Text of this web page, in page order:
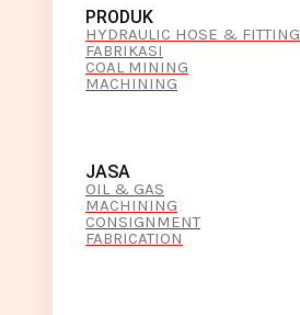
PRODUK
HYDRAULIC HOSE & FITTING
FABRIKASI
COAL MINING
MACHINING
JASA
OIL & GAS
MACHINING
CONSIGNMENT
FABRICATION